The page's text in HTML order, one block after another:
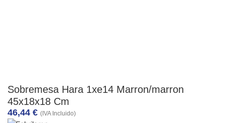
Sobremesa Hara 1xe14 Marron/marron
45x18x18 Cm
46,44 € (IVA Incluido)